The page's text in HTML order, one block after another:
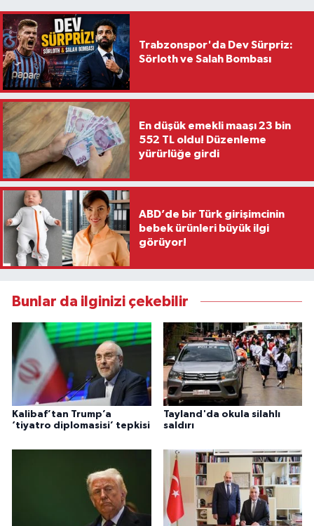
Trabzonspor'da Dev Sürpriz:
Sörloth ve Salah Bombası
En düşük emekli maaşı 23 bin
552 TL oldu! Düzenleme
yürürlüğe girdi
ABD’de bir Türk girişimcinin
bebek ürünleri büyük ilgi
görüyor!
Bunlar da ilginizi çekebilir
Kalibaf’tan Trump’a
‘tiyatro diplomasisi’ tepkisi
Tayland'da okula silahlı
saldırı